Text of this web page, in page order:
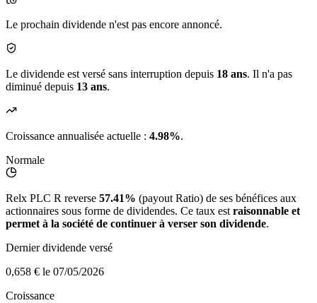
Le prochain dividende n'est pas encore annoncé.
Le dividende est versé sans interruption depuis 18 ans. Il n'a pas
diminué depuis 13 ans.
Croissance annualisée actuelle : 4.98%.
Normale
Relx PLC R reverse 57.41% (payout Ratio) de ses bénéfices aux
actionnaires sous forme de dividendes. Ce taux est raisonnable et
permet à la société de continuer à verser son dividende.
Dernier dividende versé
0,658 € le 07/05/2026
Croissance